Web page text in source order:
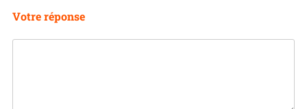
Votre réponse